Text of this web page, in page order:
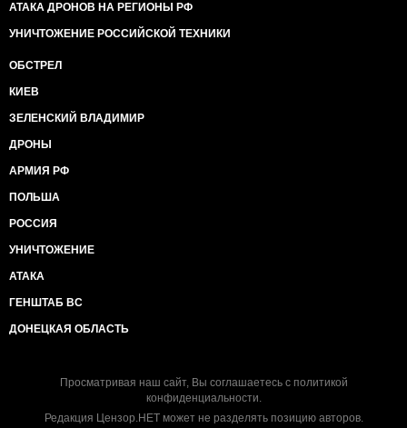
АТАКА ДРОНОВ НА РЕГИОНЫ РФ
УНИЧТОЖЕНИЕ РОССИЙСКОЙ ТЕХНИКИ
ОБСТРЕЛ
КИЕВ
ЗЕЛЕНСКИЙ ВЛАДИМИР
ДРОНЫ
АРМИЯ РФ
ПОЛЬША
РОССИЯ
УНИЧТОЖЕНИЕ
АТАКА
ГЕНШТАБ ВС
ДОНЕЦКАЯ ОБЛАСТЬ
Просматривая наш сайт, Вы соглашаетесь с политикой
конфиденциальности.
Редакция Цензор.НЕТ может не разделять позицию авторов.